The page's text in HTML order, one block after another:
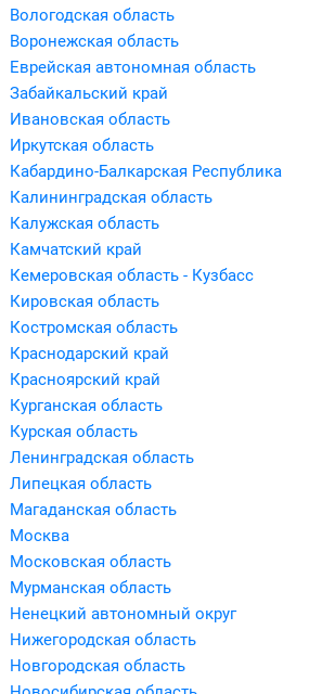
Вологодская область
Воронежская область
Еврейская автономная область
Забайкальский край
Ивановская область
Иркутская область
Кабардино-Балкарская Республика
Калининградская область
Калужская область
Камчатский край
Кемеровская область - Кузбасс
Кировская область
Костромская область
Краснодарский край
Красноярский край
Курганская область
Курская область
Ленинградская область
Липецкая область
Магаданская область
Москва
Московская область
Мурманская область
Ненецкий автономный округ
Нижегородская область
Новгородская область